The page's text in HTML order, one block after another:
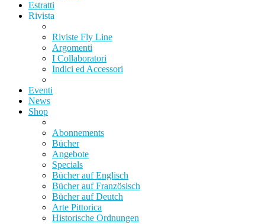
Estratti
Rivista
Riviste Fly Line
Argomenti
I Collaboratori
Indici ed Accessori
Eventi
News
Shop
Abonnements
Bücher
Angebote
Specials
Bücher auf Englisch
Bücher auf Französisch
Bücher auf Deutch
Arte Pittorica
Historische Ordnungen